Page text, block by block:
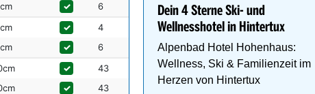
✓
6
✓
4
✓
6
✓
43
✓
43
Dein 4 Sterne Ski- und
Wellnesshotel in Hintertux
Alpenbad Hotel Hohenhaus:
Wellness, Ski & Familienzeit im
Herzen von Hintertux